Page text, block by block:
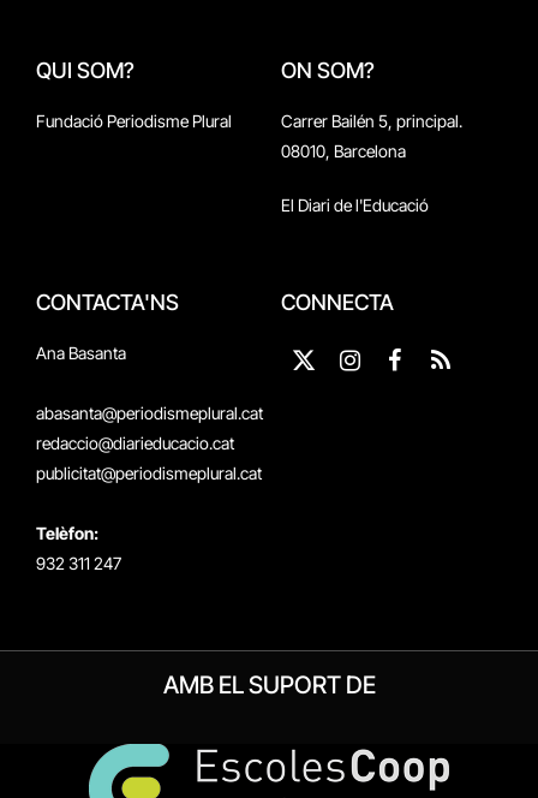
QUI SOM?
Fundació Periodisme Plural
ON SOM?
Carrer Bailén 5, principal.
08010, Barcelona
El Diari de l'Educació
CONTACTA'NS
Ana Basanta
abasanta@periodismeplural.cat
redaccio@diarieducacio.cat
publicitat@periodismeplural.cat
Telèfon:
932 311 247
CONNECTA
X
InstagramFacebook
RSS
AMB EL SUPORT DE